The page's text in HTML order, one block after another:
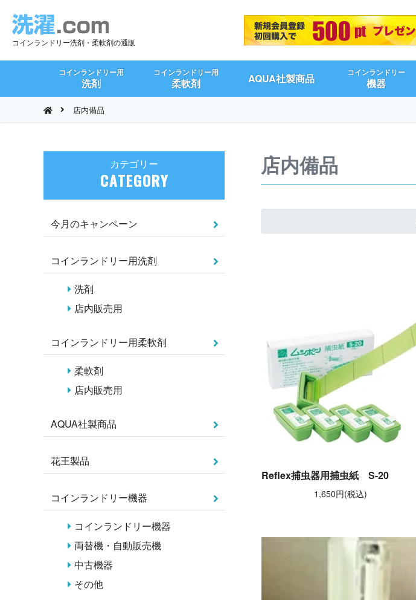
コインランドリー洗剤・柔軟剤の通販
コインランドリー用
洗剤
コインランドリー用
柔軟剤 AQUA社製商品 コインランドリー
機器
店内備品
店内備品
Reflex捕虫器用捕虫紙 S-20
1,650円(税込)
カテゴリー
CATEGORY
今月のキャンペーン
コインランドリー用洗剤
洗剤
店内販売用
コインランドリー用柔軟剤
柔軟剤
店内販売用
AQUA社製商品
花王製品
コインランドリー機器
コインランドリー機器
両替機・自動販売機
中古機器
その他